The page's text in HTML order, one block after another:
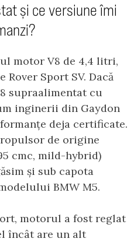
și ce versiune îmi
motor V8 de 4,4 litri,
Rover Sport SV. Dacă
supraalimentat cu
inginerii din Gaydon
deja certificate.
de origine
cmc, mild-hybrid)
și sub capota
BMW M5.
motorul a fost reglat
încât are un alt